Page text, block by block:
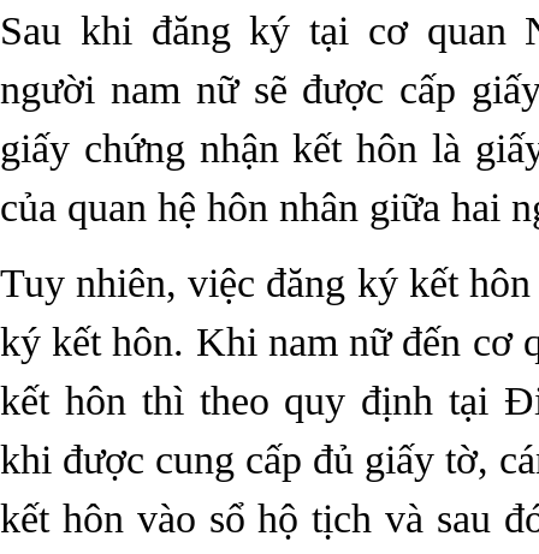
Sau khi đăng ký tại cơ quan
người nam nữ sẽ được cấp
giấy chứng nhận kết hôn là
của quan hệ hôn nhân giữa hai
Tuy nhiên, việc đăng ký kết
ký kết hôn. Khi nam nữ đến cơ
kết hôn thì theo quy định tại
khi được cung cấp đủ giấy tờ,
kết hôn vào sổ hộ tịch và sau